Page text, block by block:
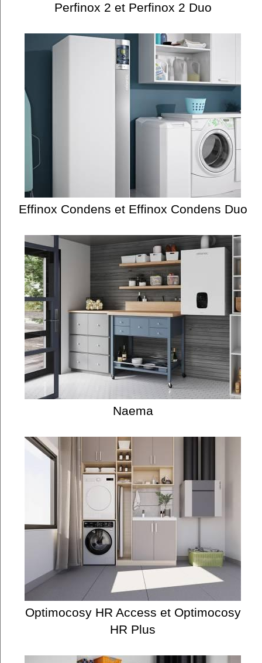
Perfinox 2 et Perfinox 2 Duo
Effinox Condens et Effinox Condens Duo
Naema
Optimocosy HR Access et Optimocosy
HR Plus